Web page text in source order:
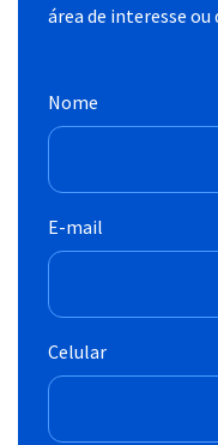
área de interesse ou
Nome
E-mail
Celular